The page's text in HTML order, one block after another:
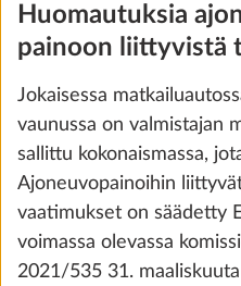
Huomautuksia
painoon liittyvistä
Jokaisessa
vaunussa on valmistajan
sallittu kokonaismassa,
Ajoneuvopainoihin
vaatimukset on säädetty
voimassa olevassa
2021/535 31.